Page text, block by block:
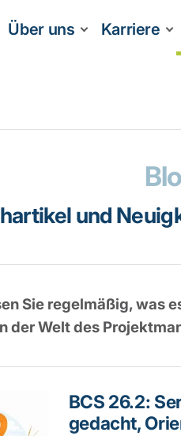
Über uns Karriere
und
Sie regelmäßig, was
der Welt des
BCS 26.2:
gedacht,